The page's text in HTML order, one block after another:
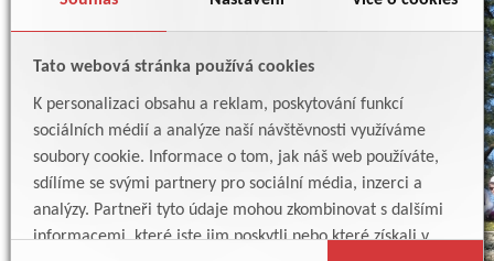
Tato webová stránka používá cookies
K personalizaci obsahu a reklam, poskytování funkcí
sociálních médií a analýze naší návštěvnosti využíváme
soubory cookie. Informace o tom, jak náš web používáte,
sdílíme se svými partnery pro sociální média, inzerci a
analýzy. Partneři tyto údaje mohou zkombinovat s dalšími
informacemi, které jste jim poskytli nebo které získali v